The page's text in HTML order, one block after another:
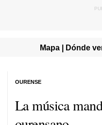
Mapa | Dónde
La música
OURENSE